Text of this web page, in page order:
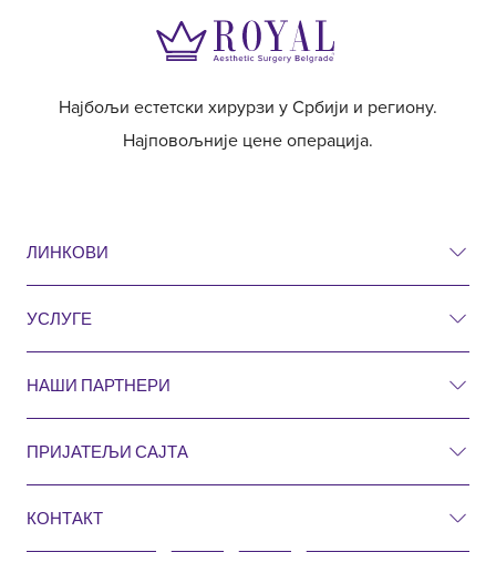
Најбољи естетски хирурзи у Србији и региону.
Најповољније цене операција.
ЛИНКОВИ
Ценовник
Питања и одговори
Блог
УСЛУГЕ
Естетска хирургија
Кардиологија
НАШИ ПАРТНЕРИ
Естетска кирургија Ројал Хрватска
ПРИЈАТЕЉИ САЈТА
Естетска кирургија Ројал Словенија
КОНТАКТ